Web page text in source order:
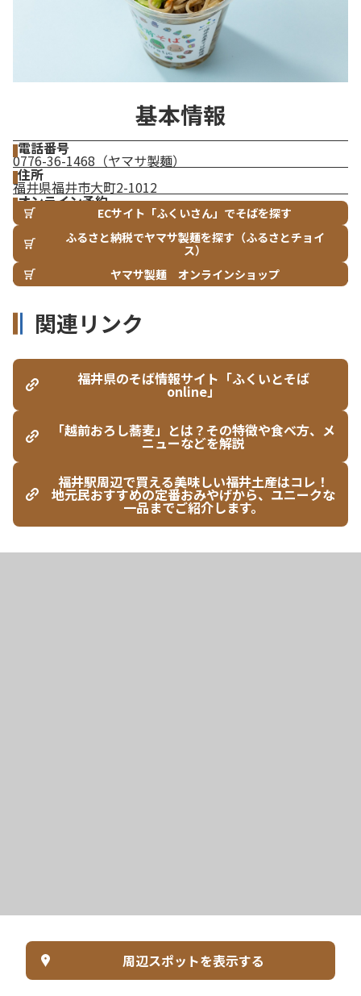
基本情報
電話番号
0776-36-1468（ヤマサ製麺）
住所
福井県福井市大町2-1012
オンライン予約
ECサイト「ふくいさん」でそばを探す
ふるさと納税でヤマサ製麺を探す（ふるさとチョイ
ス）
ヤマサ製麺 オンラインショップ
関連リンク
福井県のそば情報サイト「ふくいとそば
online」
「越前おろし蕎麦」とは？その特徴や食べ方、メ
ニューなどを解説
福井駅周辺で買える美味しい福井土産はコレ！
地元民おすすめの定番おみやげから、ユニークな
一品までご紹介します。
周辺スポットを表示する